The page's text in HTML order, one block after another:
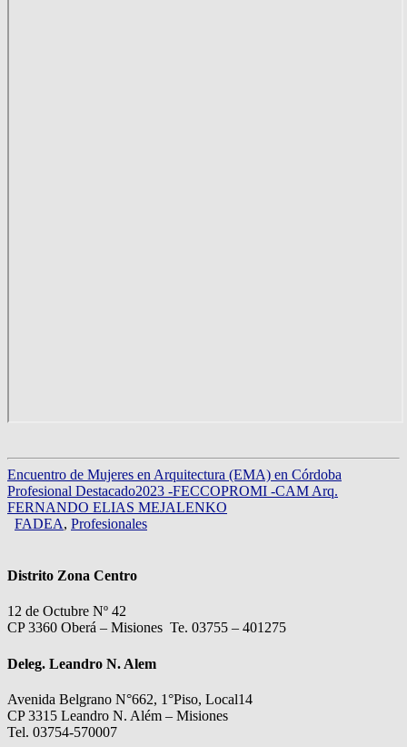
Encuentro de Mujeres en Arquitectura (EMA) en Córdoba
Profesional Destacado2023 -FECCOPROMI -CAM Arq.
FERNANDO ELIAS MEJALENKO
FADEA, Profesionales
Distrito Zona Centro
12 de Octubre Nº 42
CP 3360 Oberá – Misiones Te. 03755 – 401275
Deleg. Leandro N. Alem
Avenida Belgrano N°662, 1°Piso, Local14
CP 3315 Leandro N. Além – Misiones
Tel. 03754-570007